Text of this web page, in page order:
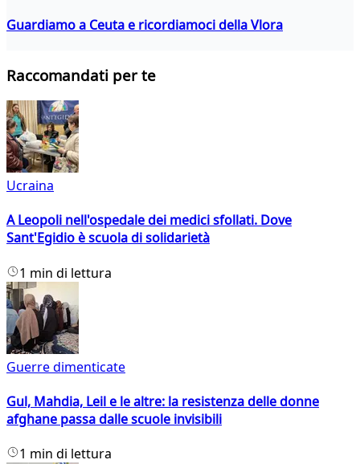
Guardiamo a Ceuta e ricordiamoci della Vlora
Raccomandati per te
Ucraina
A Leopoli nell'ospedale dei medici sfollati. Dove
Sant'Egidio è scuola di solidarietà
1 min di lettura
Guerre dimenticate
Gul, Mahdia, Leil e le altre: la resistenza delle donne
afghane passa dalle scuole invisibili
1 min di lettura